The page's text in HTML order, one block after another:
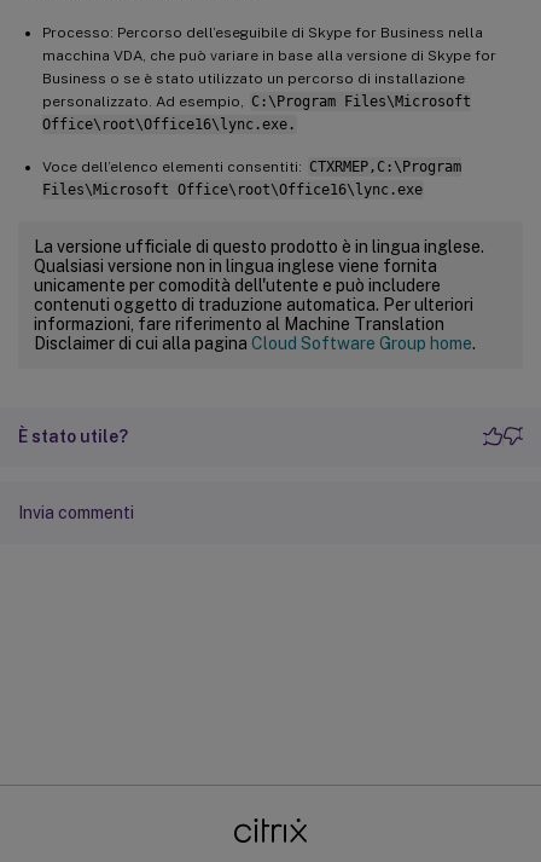
Processo: Percorso dell’eseguibile di Skype for Business nella
macchina VDA, che può variare in base alla versione di Skype for
Business o se è stato utilizzato un percorso di installazione
personalizzato. Ad esempio,
C:\Program Files\Microsoft
Office\root\Office16\lync.exe.
Voce dell’elenco elementi consentiti: CTXRMEP,C:\Program
Files\Microsoft Office\root\Office16\lync.exe
La versione ufficiale di questo prodotto è in lingua inglese.
Qualsiasi versione non in lingua inglese viene fornita
unicamente per comodità dell'utente e può includere
contenuti oggetto di traduzione automatica. Per ulteriori
informazioni, fare riferimento al Machine Translation
Disclaimer di cui alla pagina Cloud Software Group home.
È stato utile?
Invia commenti